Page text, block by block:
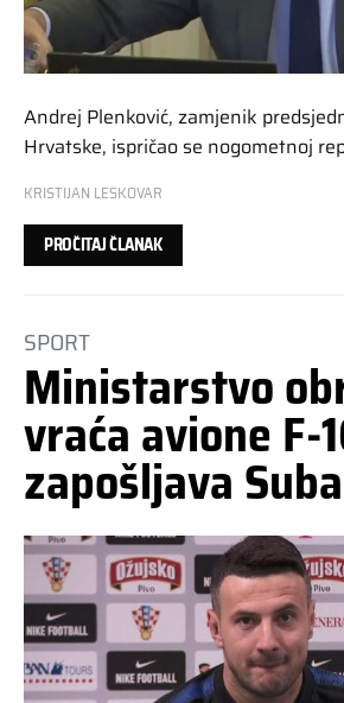
Andrej Plenković, zamjenik
Hrvatske, ispričao se nogometnoj
KRISTIJAN LESKOVAR
PROČITAJ ČLANAK
SPORT
Ministarstvo
vraća avione F-
zapošljava